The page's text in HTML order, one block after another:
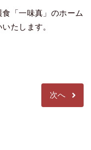
「一味真」のホーム
たします。
次へ